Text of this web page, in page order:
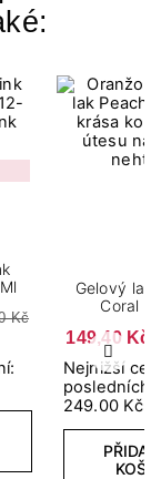
Další
Kč
Gelový
Coral
149,40 Kč
Nejnižší
249.00 Kč